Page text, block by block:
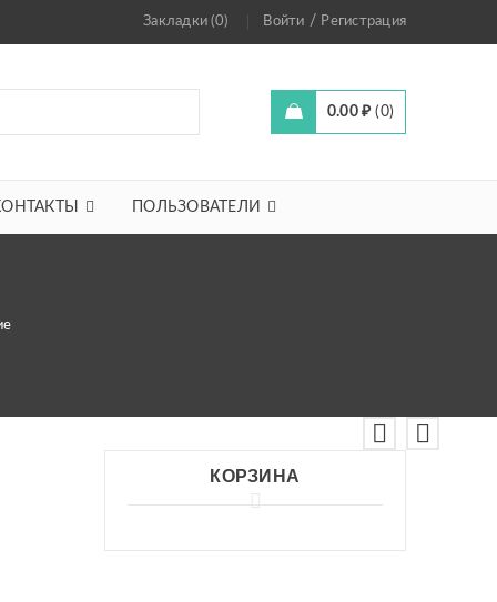
Закладки (0) Войти / Регистрация
0.00 ₽ 0
ПОЛЬЗОВАТЕЛИ
КОРЗИНА